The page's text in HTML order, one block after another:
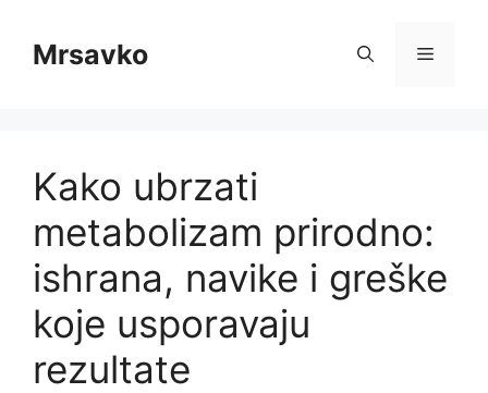
contentMrsavko Menu
Kako ubrzati
metabolizam prirodno:
ishrana, navike i greške
koje usporavaju
rezultate